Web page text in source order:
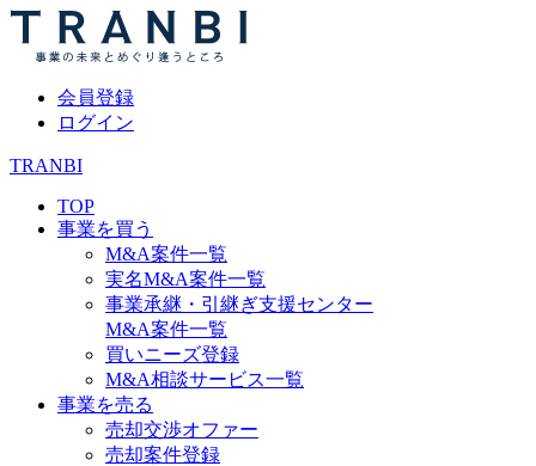
会員登録
ログイン
TRANBI
TOP
事業を買う
M&A案件一覧
実名M&A案件一覧
事業承継・引継ぎ支援センター
M&A案件一覧
買いニーズ登録
M&A相談サービス一覧
事業を売る
売却交渉オファー
売却案件登録